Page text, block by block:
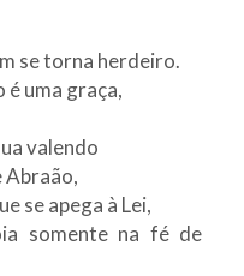
se torna herdeiro.
é uma graça,
valendo
Abraão,
se apega à Lei,
somente na fé de